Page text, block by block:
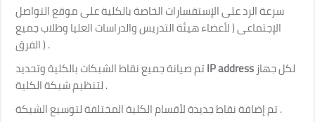
سرعة الرد على الإستفسارات الخاصة بالكلية على موقع التواصل
الإجتماعى ( لأعضاء هيئة التدريس والدراسات العليا وطلاب جميع
الفرق) .
تم صيانة جميع نقاط الشبكات بالكلية وتحديدIP addressلكل جهاز
لتنظيم شبكة الكلية.
تم إضافة نقاط جديدة لأقسام الكلية المختلفة لتوسيع الشبكة.